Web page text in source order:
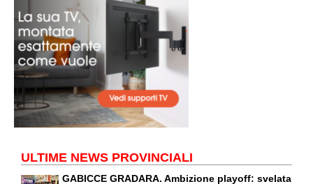
ULTIME NEWS PROVINCIALI
GABICCE GRADARA. Ambizione playoff: svelata